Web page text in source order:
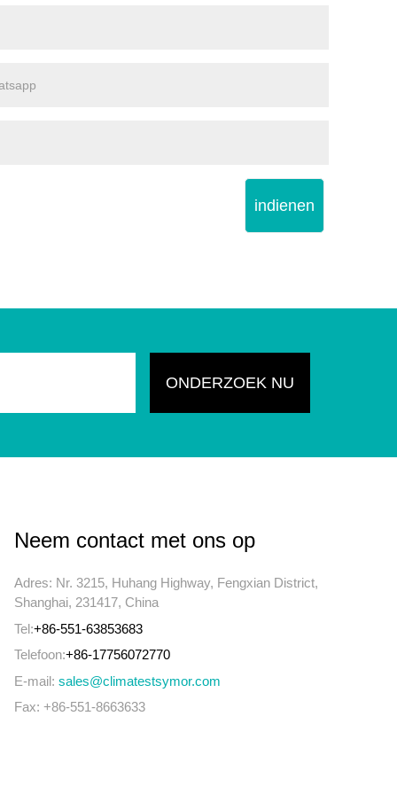
indienen
Neem contact met ons op
Adres: Nr. 3215, Huhang Highway, Fengxian District,
Shanghai, 231417, China
Tel:+86-551-63853683
Telefoon:+86-17756072770
E-mail: sales@climatestsymor.com
Fax: +86-551-8663633